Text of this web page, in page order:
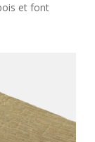
et font